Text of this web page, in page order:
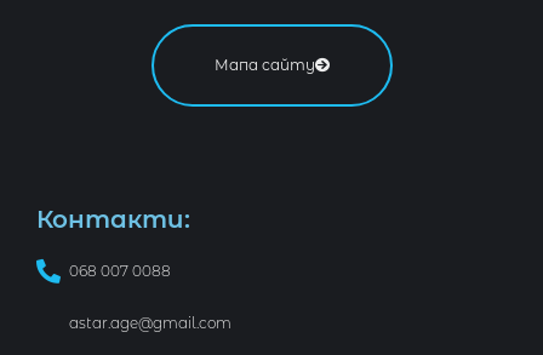
Мапа сайту
Контакти:
068 007 0088
astar.age@gmail.com